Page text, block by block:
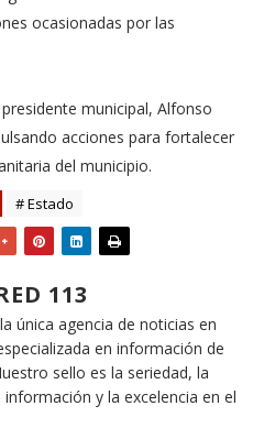
ocasionadas por las
municipal, Alfonso
acciones para fortalecer
del municipio.
# Estado
113
única agencia de noticias en
en información de
sello es la seriedad, la
información y la excelencia en el